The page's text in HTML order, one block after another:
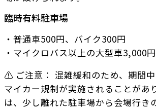
臨時有料駐車場
・普通車500円、バイク300円
・マイクロバス以上の大型車3,000
⚠️ ご注意： 混雑緩和のため、期間
マイカー規制が実施されることがあ
は、少し離れた駐車場から会場行き